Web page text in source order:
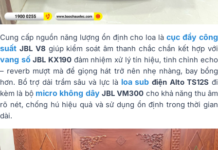
Cung cấp nguồn năng lượng ổn định cho loa làcục đẩy công
suất JBL V8 giúp kiểm soát âm thanh chắc chắn kết hợp với
vang sốJBL KX190 đảm nhiệm xử lý tín hiệu, tinh chỉnh echo
– reverb mượt mà để giọng hát trở nên nhẹ nhàng, bay bổng
hơn. Bổ trợ dải trầm sâu và lực là loa sub điện Alto TS12S đi
kèm là bộ micro không dâyJBL VM300 cho khả năng thu âm
rõ nét, chống hú hiệu quả và sử dụng ổn định trong thời gian
dài.